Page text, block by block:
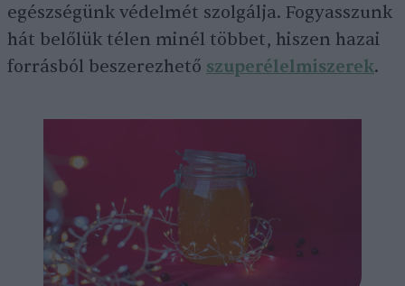
egészségünk védelmét szolgálja. Fogyasszunk
hát belőlük télen minél többet, hiszen hazai
forrásból beszerezhető szuperélelmiszerek.